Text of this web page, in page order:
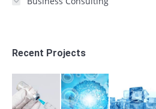
Recent Projects